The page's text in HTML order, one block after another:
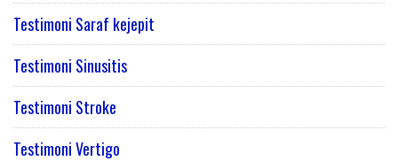
Testimoni Saraf kejepit
Testimoni Sinusitis
Testimoni Stroke
Testimoni Vertigo